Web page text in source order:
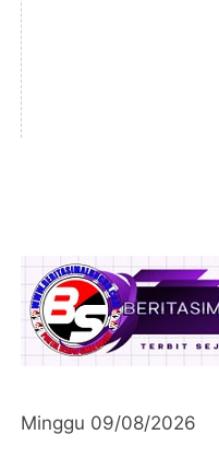
Minggu 09/08/2026